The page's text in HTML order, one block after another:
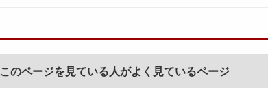
このページを見ている人がよく見ているページ